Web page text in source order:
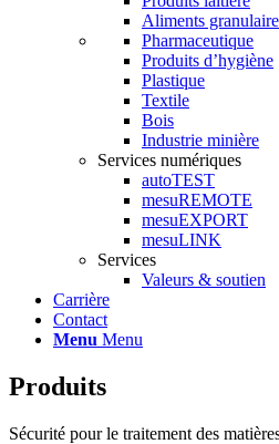
Aliments
Pharmaceutique
Produits d’hygiène
Plastique
Textile
Bois
Industrie minière
Services numériques
autoTEST
mesuREMOTE
mesuEXPORT
mesuLINK
Services
Valeurs & soutien
Carrière
Contact
Menu Menu
Produits
Sécurité pour le traitement des